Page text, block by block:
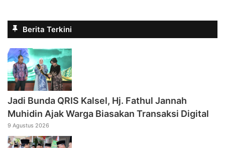
Berita Terkini
Jadi Bunda QRIS Kalsel, Hj. Fathul Jannah
Muhidin Ajak Warga Biasakan Transaksi Digital
9 Agustus 2026